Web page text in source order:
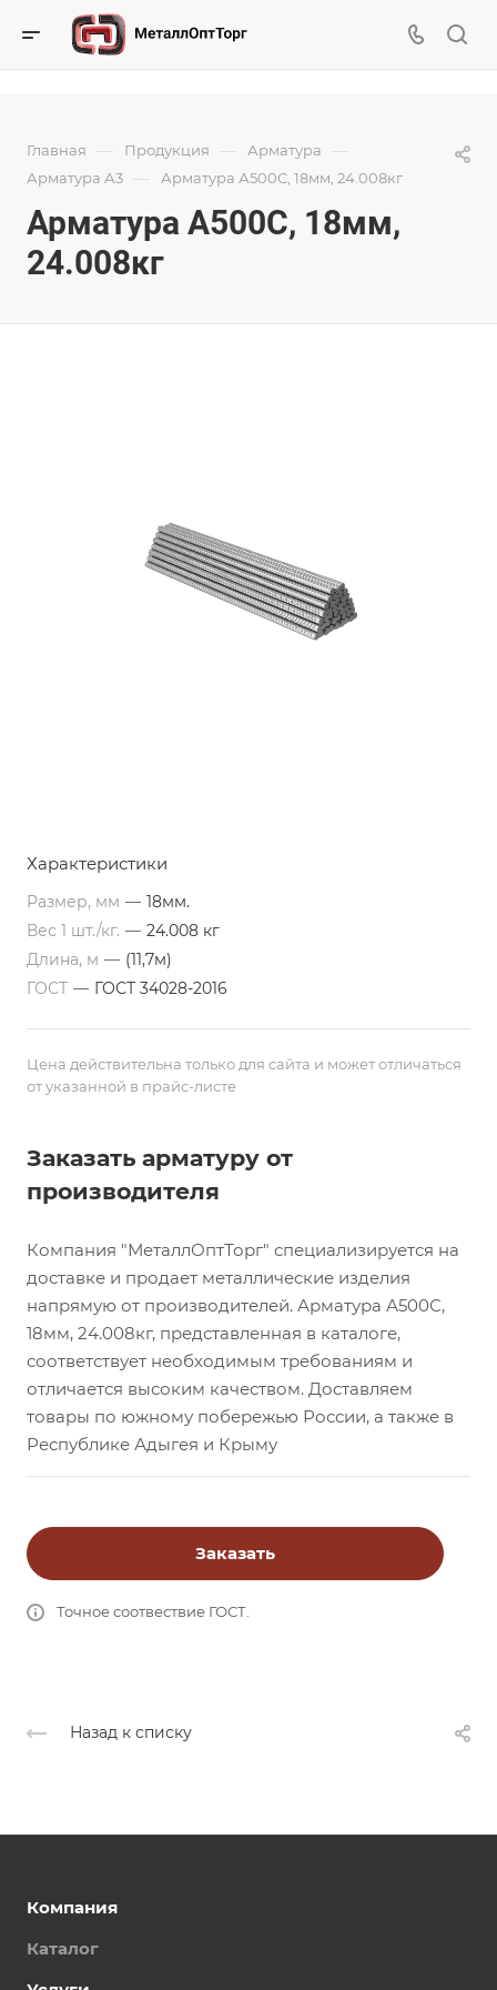
Главная — Продукция — Арматура —
Арматура А3 — Арматура А500С, 18мм, 24.008кг
Арматура А500С, 18мм,
24.008кг
Характеристики
Размер, мм — 18мм.
Вес 1 шт./кг. — 24.008 кг
Длина, м — (11,7м)
ГОСТ — ГОСТ 34028-2016
Цена действительна только для сайта и может отличаться
от указанной в прайс-листе
Заказать арматуру от
производителя
Компания "МеталлОптТорг" специализируется на
доставке и продает металлические изделия
напрямую от производителей. Арматура А500С,
18мм, 24.008кг, представленная в каталоге,
соответствует необходимым требованиям и
отличается высоким качеством. Доставляем
товары по южному побережью России, а также в
Республике Адыгея и Крыму
Заказать
Точное соотвествие ГОСТ.
Назад к списку
Компания
Каталог